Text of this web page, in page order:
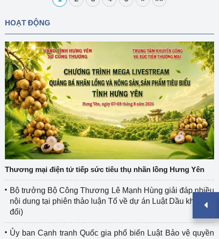
HOẠT ĐỘNG
Thương mại điện tử tiếp sức tiêu thụ nhãn lồng Hưng Yên
Bộ trưởng Bộ Công Thương Lê Mạnh Hùng giải đáp nhiều
nội dung tại phiên thảo luận Tổ về dự án Luật Dầu khí (sửa
đổi)
Ủy ban Cạnh tranh Quốc gia phổ biến Luật Bảo vệ quyền